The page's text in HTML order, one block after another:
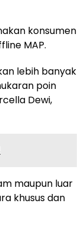
konsumen
MAP.
lebih banyak
poin
Dewi,
maupun luar
khusus dan